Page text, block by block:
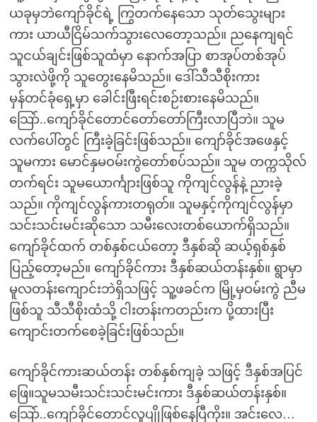
ယခုမှဘဲကျော်ခိုင်ရဲ့ ကြွတက်နေသော သုတ်သွေးများ
ကား ယာယီငြိမ်သက်သွားလေတော့သည်။ ညနေကျရင်
သူငယ်ချင်းဖြစ်သူထံမှာ နောက်အပြာ စာအုပ်တစ်အုပ်
သွားလဲဖို့ကို သူတွေးနေမိသည်။ ဒေါ်သီသီစိုးကား
မှန်တင်ခုံရှေ့မှာ ခေါင်းဖြီးရင်းစဉ်းစားနေမိသည်။
သြော်..ကျော်ခိုင်တောင်တော်တော်ကြီးလာပြီဘဲ။ သူမ
လက်ပေါ်တွင် ကြီးခဲ့ခြင်းဖြစ်သည်။ ကျော်ခိုင်အဖေနှင့်
သူမကား မောင်နှမဝမ်းကွဲတော်စပ်သည်။ သူမ တက္ကသိုလ်
တက်ရင်း သူမယောင်္ကျားဖြစ်သူ ကိုကျင်လွန်နဲ့ ညားခဲ့
သည်။ ကိုကျင်လွန်ကားတရုတ်။ သူမနှင့်ကိုကျင်လွန်မှာ
သင်းသင်းမင်းဆိုသော သမီးလေးတစ်ယောက်ရှိသည်။
ကျော်ခိုင်ထက် တစ်နှစ်ငယ်တော့ ဒီနှစ်ဆို ဆယ့်ရှစ်နှစ်
ပြည့်တော့မည်။ ကျော်ခိုင်ကား ဒီနှစ်ဆယ်တန်းနှစ်။ ရွာမှာ
မူလတန်းကျောင်းဘဲရှိသဖြင့် သူ့ဖခင်က မြို့မှဝမ်းကွဲ ညီမ
ဖြစ်သူ သီသီစိုးထံသို့ ငါးတန်းကတည်းက ပို့ထားပြီး
ကျောင်းတက်စေခဲ့ခြင်းဖြစ်သည်။
ကျော်ခိုင်ကားဆယ်တန်း တစ်နှစ်ကျခဲ့ သဖြင့် ဒီနှစ်အပြင်
ဖြေ။သူမသမီးသင်းသင်းမင်းကား ဒီနှစ်ဆယ်တန်းနှစ်။
သြော်..ကျော်ခိုင်တောင်လူပျိုဖြစ်နေပြီကိုး။ အင်းလေ…